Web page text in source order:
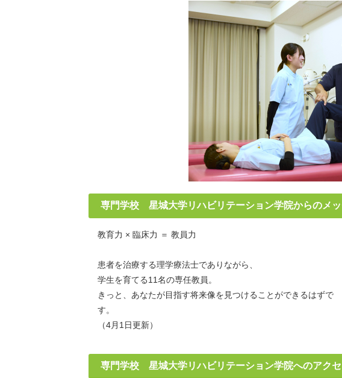
専門学校 星城大学リハビリテーション学院からのメ
教育力 × 臨床力 ＝ 教員力
患者を治療する理学療法士でありながら、
学生を育てる11名の専任教員。
きっと、あなたが目指す将来像を見つけることができるはずで
す。
（4月1日更新）
専門学校 星城大学リハビリテーション学院へのアク